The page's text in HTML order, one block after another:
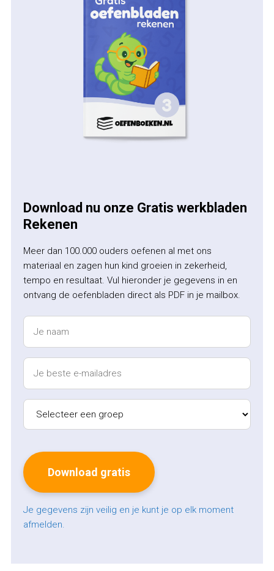
Download nu onze Gratis werkbladen
Rekenen
Meer dan 100.000 ouders oefenen al met ons
materiaal en zagen hun kind groeien in zekerheid,
tempo en resultaat. Vul hieronder je gegevens in en
ontvang de oefenbladen direct als PDF in je mailbox.
Je gegevens zijn veilig en je kunt je op elk moment
afmelden.